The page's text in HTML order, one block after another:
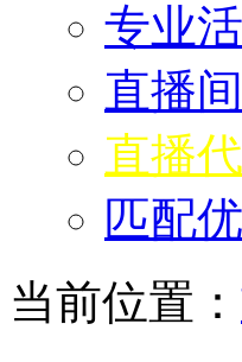
专业
直播
直播
匹配
当前位置：